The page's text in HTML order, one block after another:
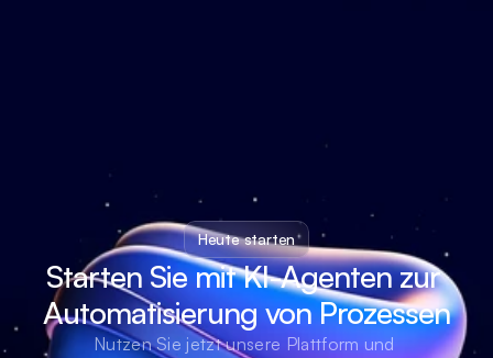
Heute starten
Starten Sie mit KI-Agenten zur
Automatisierung von Prozessen
Nutzen Sie jetzt unsere Plattform und